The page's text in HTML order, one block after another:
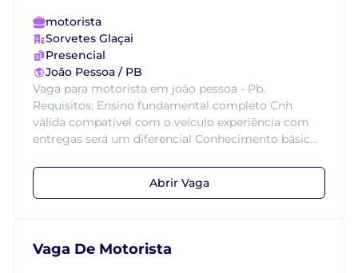
motorista
Sorvetes Glaçai
Presencial
João Pessoa / PB
Vaga para motorista em joão pessoa - Pb.
Requisitos: Ensino fundamental completo Cnh
válida compatível com o veículo experiência com
entregas será um diferencial Conhecimento básic...
Abrir Vaga
Vaga De Motorista